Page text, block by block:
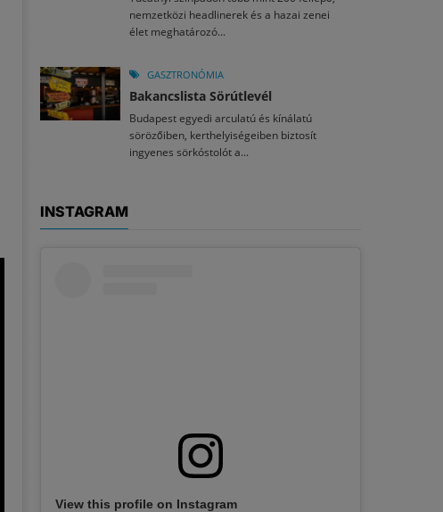
nemzetközi headlinerek és a hazai zenei
élet meghatározó...
GASZTRONÓMIA
Bakancslista Sörútlevél
Budapest egyedi arculatú és kínálatú
sörözőiben, kerthelyiségeiben biztosít
ingyenes sörkóstolót a...
INSTAGRAM
View this profile on Instagram